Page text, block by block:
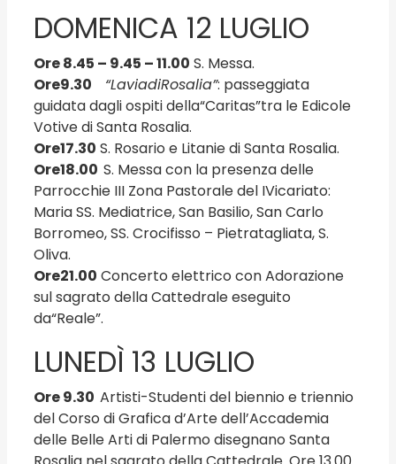
DOMENICA 12 LUGLIO
Ore 8.45 – 9.45 – 11.00 S. Messa.
Ore9.30 “LaviadiRosalia”: passeggiata
guidata dagli ospiti della“Caritas”tra le Edicole
Votive di Santa Rosalia.
Ore17.30 S. Rosario e Litanie di Santa Rosalia.
Ore18.00 S. Messa con la presenza delle
Parrocchie III Zona Pastorale del IVicariato:
Maria SS. Mediatrice, San Basilio, San Carlo
Borromeo, SS. Crocifisso – Pietratagliata, S.
Oliva.
Ore21.00 Concerto elettrico con Adorazione
sul sagrato della Cattedrale eseguito
da“Reale”.
LUNEDÌ 13 LUGLIO
Ore9.30 Artisti-Studenti del biennio e triennio
del Corso di Grafica d’Arte dell’Accademia
delle Belle Arti di Palermo disegnano Santa